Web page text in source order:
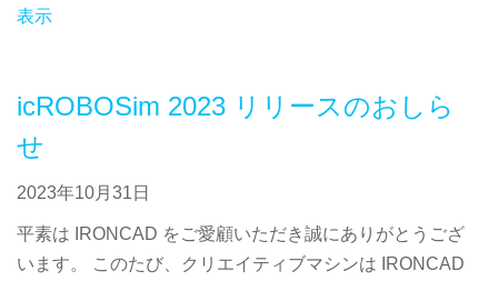
表示
icROBOSim 2023 リリースのおしら
せ
2023年10月31日
平素は IRONCAD をご愛顧いただき誠にありがとうござ
います。 このたび、クリエイティブマシンは IRONCAD